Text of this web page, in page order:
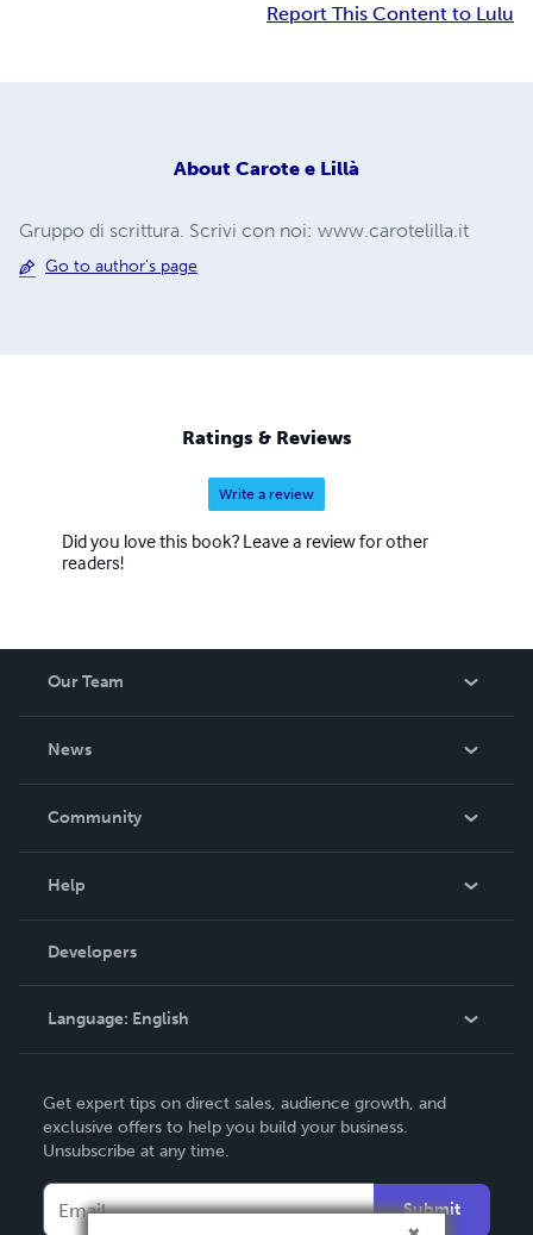
Report This Content to Lulu
About Carote e Lillà
Gruppo di scrittura. Scrivi con noi: www.carotelilla.it
Go to author's page
Ratings & Reviews
Write a review
Did you love this book? Leave a review for other
readers!
Our Team
News
In The News
Community
Podcast
Help
Order Lookup
Knowledge Base
Contact Support
Developers
Language: English
Deutsch
Français
Get expert tips on direct sales, audience growth, and
exclusive offers to help you build your business.
Unsubscribe at any time.
Submit